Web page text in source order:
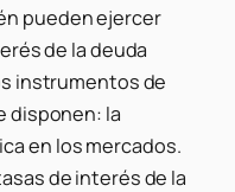
pueden ejercer
de la deuda
instrumentos de
disponen: la
en los mercados.
de interés de la